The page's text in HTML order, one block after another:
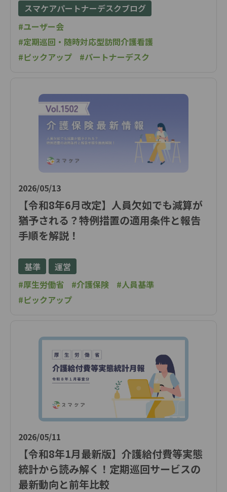
スマケアパートナーデスクブログ
#ユーザー会
#定期巡回・随時対応型訪問介護看護
#ピックアップ
#パートナーデスク
2026/05/13
【令和8年6月改定】人員欠如でも減算が
猶予される？特例措置の適用条件と報告
手順を解説！
基準
運営
#厚生労働省
#介護保険
#人員基準
#ピックアップ
2026/05/11
【令和8年1月最新版】介護給付費等実態
統計から読み解く！定期巡回サービスの
最新動向と前年比較